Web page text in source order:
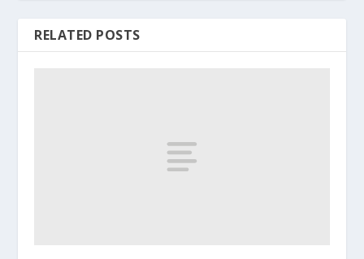
RELATED POSTS